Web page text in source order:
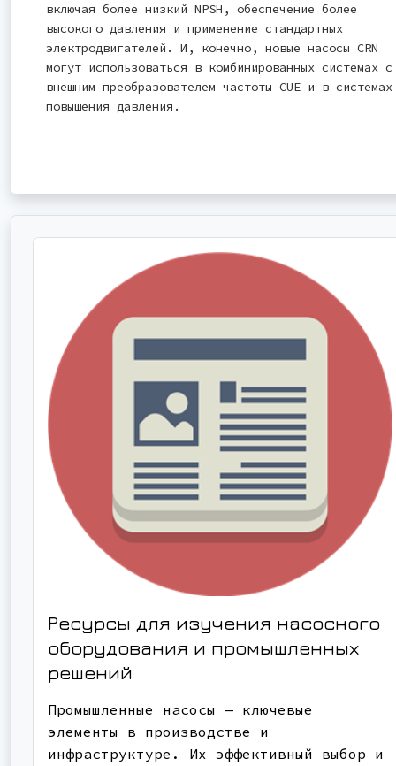
включая более низкий NPSH, обеспечение более
высокого давления и применение стандартных
электродвигателей. И, конечно, новые насосы CRN
могут использоваться в комбинированных системах с
внешним преобразователем частоты CUE и в системах
повышения давления.
Ресурсы для изучения насосного
оборудования и промышленных
решений
Промышленные насосы — ключевые
элементы в производстве и
инфраструктуре. Их эффективный выбор и